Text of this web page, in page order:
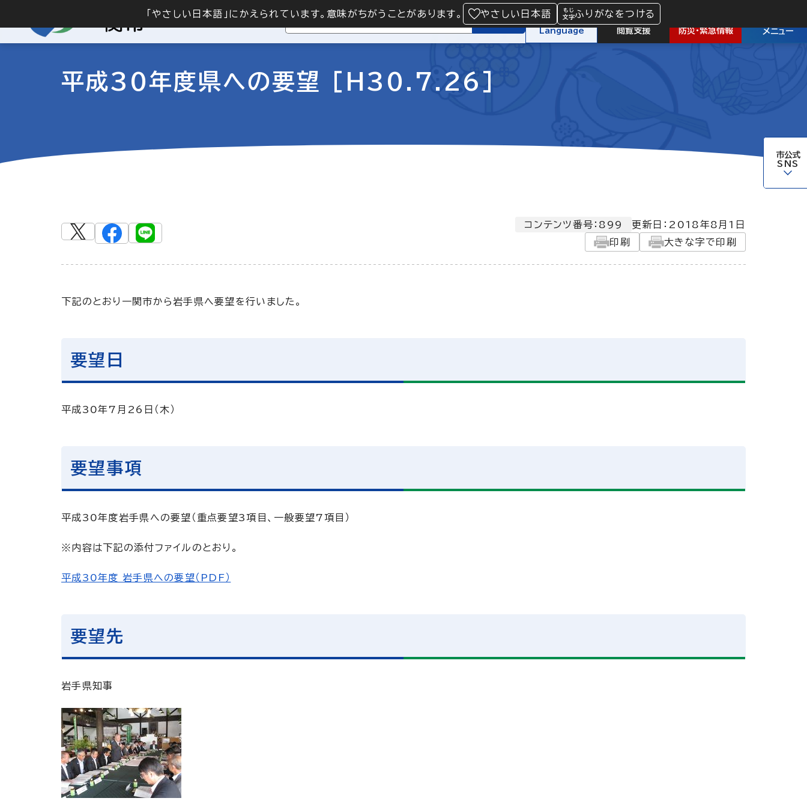
「やさしい日本語」にかえられています。意味がちがうことがあります。 やさしい日本語 ふりがなをつける
検索
Language 閲覧支援 防災・緊急情報 メニュー
市公式
SNS
平成30年度県への要望 [H30.7.26]
コンテンツ番号：899 更新日： 2018年8月1日
印刷
大きな字で印刷
下記のとおり一関市から岩手県へ要望を行いました。
要望日
平成30年7月26日（木）
要望事項
平成30年度岩手県への要望（重点要望3項目、一般要望7項目）
※内容は下記の添付ファイルのとおり。
平成30年度 岩手県への要望（PDF）
要望先
岩手県知事